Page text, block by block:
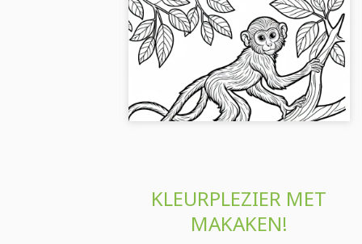
Makaak loopt elegant over
tak - Kleurplaat gratis
Creatieve pauze met onze makaken
kleurplaat! Download het gratis en
begin meteen met kleuren....
KLEURPLEZIER MET
MAKAKEN!